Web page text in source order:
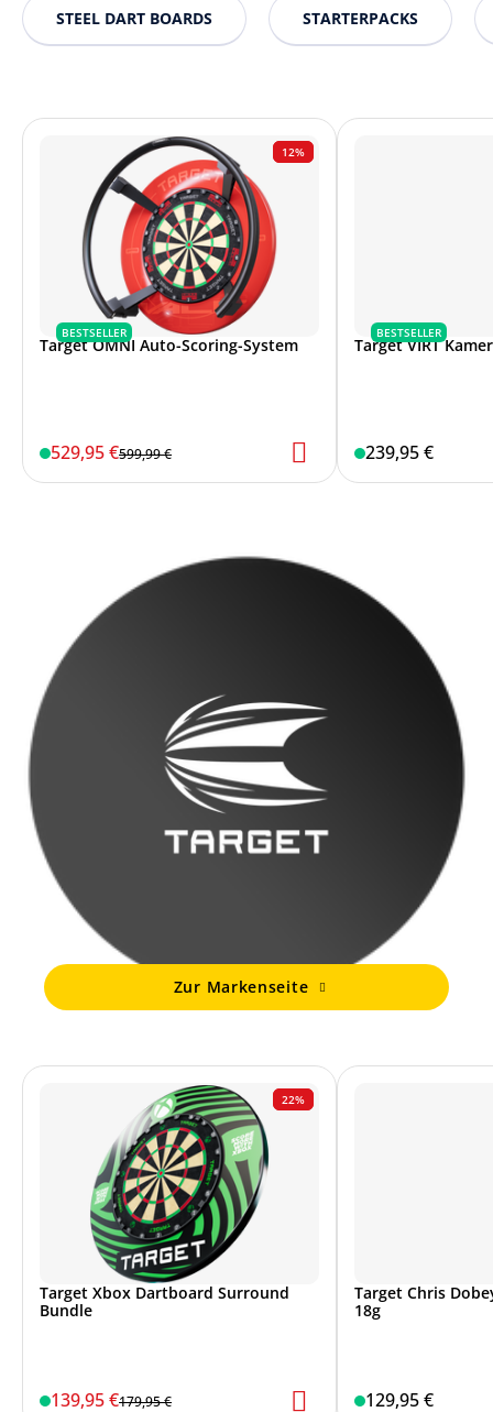
STEEL DART BOARDS STARTERPACKS
12%
BESTSELLER
Target OMNI Auto-Scoring-System
529,95 €599,99 €
BESTSELLER
Target VIRT
239,95 €
Zur Markenseite
22%
Target Xbox Dartboard Surround
Bundle
139,95 €179,95 €
Target Chris
18g
129,95 €